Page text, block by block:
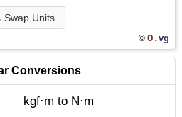
Swap Units
© O.vg
Conversions
kgf·m to N·m